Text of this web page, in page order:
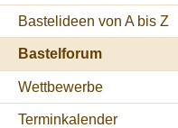
Bastelideen von A bis Z
Bastelforum
Wettbewerbe
Terminkalender